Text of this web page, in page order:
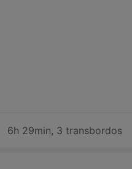
6h 29min, 3 transbordos